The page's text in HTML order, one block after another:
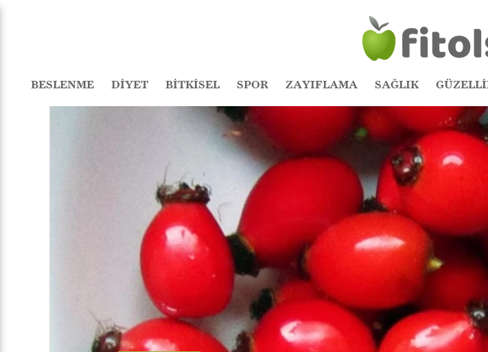
BESLENME DİYET BİTKİSEL SPOR ZAYIFLAMA SAĞLIK